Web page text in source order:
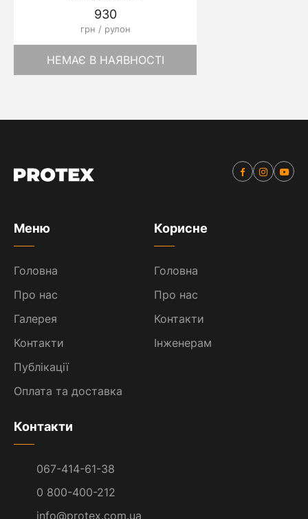
930
грн / рулон
НЕМАЄ В НАЯВНОСТІ
Меню
Головна
Про нас
Галерея
Контакти
Публікації
Оплата та доставка
Корисне
Головна
Про нас
Контакти
Інженерам
Контакти
067-414-61-38
0 800-400-212
info@protex.com.ua